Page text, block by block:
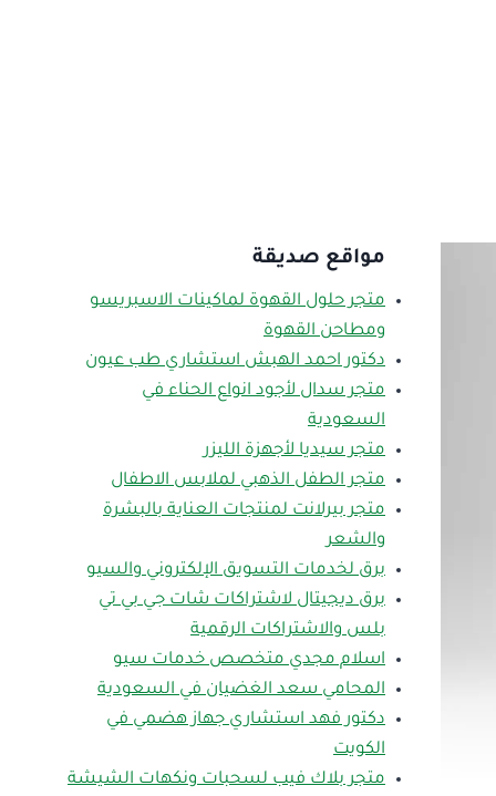
مواقع صديقة
متجر حلول القهوة لماكينات الاسبريسو
ومطاحن القهوة
دكتور احمد الهبش استشاري طب عيون
متجر سدال لأجود انواع الحناء في
السعودية
متجر سيديا لأجهزة الليزر
متجر الطفل الذهبي لملابس الاطفال
متجر بيرلانت لمنتجات العناية بالبشرة
والشعر
برق لخدمات التسويق الإلكتروني والسيو
برق ديجيتال لاشتراكات شات جي بي تي
بلس والاشتراكات الرقمية
اسلام مجدي متخصص خدمات سيو
المحامي سعد الغضيان في السعودية
دكتور فهد استشاري جهاز هضمي في
الكويت
متجر بلاك فيب لسحبات ونكهات الشيشة